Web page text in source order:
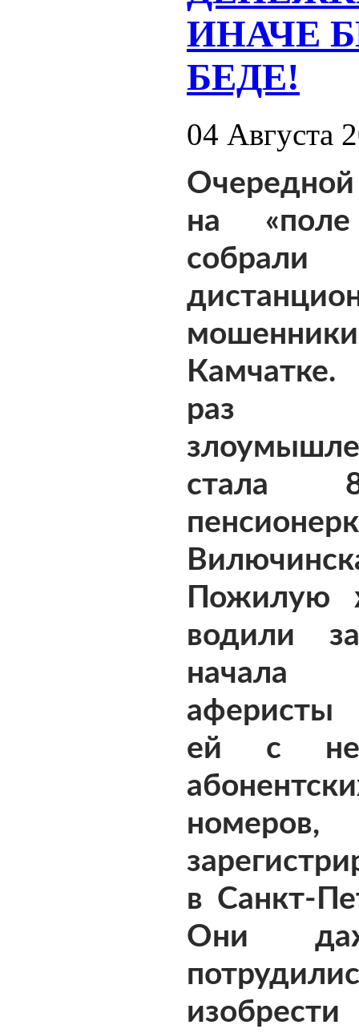
ИНАЧЕ
БЕДЕ!
04 Августа
на
собрали
раз
стала
Пожилую
водили
аферисты
ей с
номеров,
в Санкт-
Они